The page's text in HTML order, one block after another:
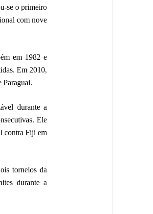
se o primeiro
com nove
em 1982 e
Em 2010,
Paraguai.
durante a
Ele
contra Fiji em
torneios da
durante a